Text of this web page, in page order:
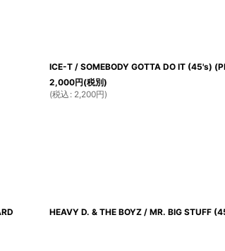
ICE-T / SOMEBODY GOTTA DO IT (45's)
2,000円(税別)
(税込 : 2,200円)
HEAVY D. & THE BOYZ / MR. BIG STUFF